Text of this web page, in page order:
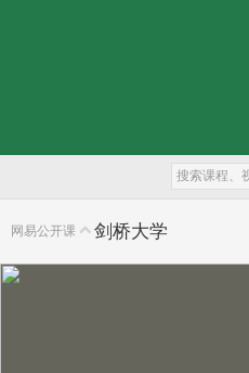
网易公开课  剑桥大学